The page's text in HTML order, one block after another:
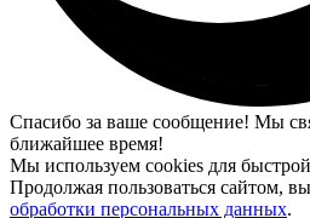
Спасибо за ваше сообщение! Мы
ближайшее время!
Мы используем cookies для
Продолжая пользоваться сайтом,
обработки персональных данных.